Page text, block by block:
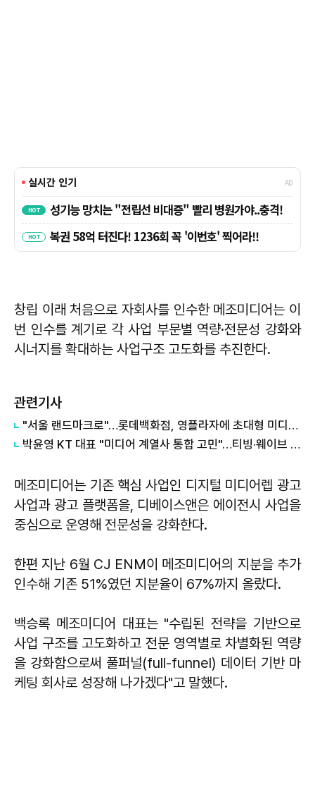
창립 이래 처음으로 자회사를 인수한 메조미디어는 이
번 인수를 계기로 각 사업 부문별 역량·전문성 강화와
시너지를 확대하는 사업구조 고도화를 추진한다.
관련기사
"서울 랜드마크로"…롯데백화점, 영플라자에 초대형 미디어파사드 건다
박윤영 KT 대표 "미디어 계열사 통합 고민"…티빙·웨이브 합병엔 신중
메조미디어는 기존 핵심 사업인 디지털 미디어렙 광고
사업과 광고 플랫폼을, 디베이스앤은 에이전시 사업을
중심으로 운영해 전문성을 강화한다.
한편 지난 6월 CJ ENM이 메조미디어의 지분을 추가
인수해 기존 51%였던 지분율이 67%까지 올랐다.
백승록 메조미디어 대표는 "수립된 전략을 기반으로
사업 구조를 고도화하고 전문 영역별로 차별화된 역량
을 강화함으로써 풀퍼널(full-funnel) 데이터 기반 마
케팅 회사로 성장해 나가겠다"고 말했다.